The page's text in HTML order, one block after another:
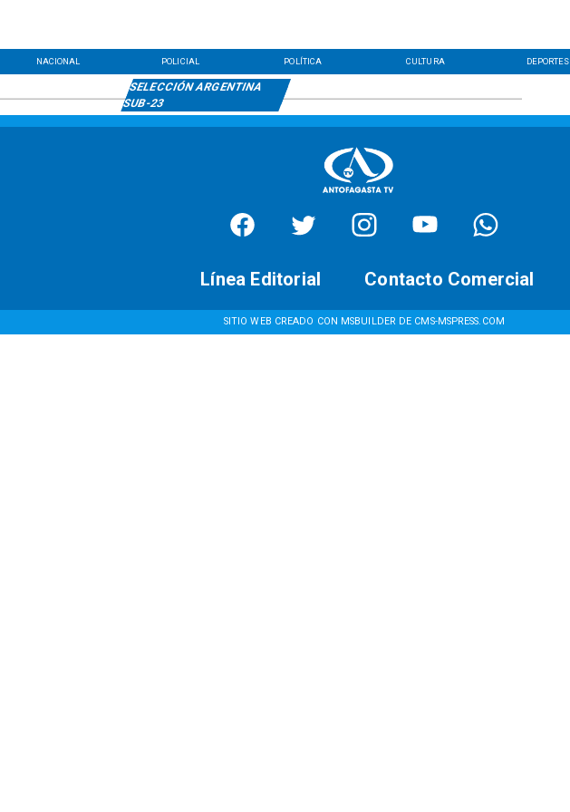
NACIONAL POLICIAL POLÍTICA CULTURA DEPORTES
SELECCIÓN ARGENTINA
SUB-23
SITIO WEB CREADO CON MSBUILDER DE CMS-MSPRESS.COM
Contacto Comercial
Línea Editorial